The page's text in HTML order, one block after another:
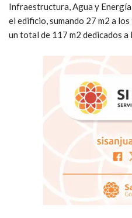
Infraestructura, Agua y
el edificio, sumando 27 m2 a
un total de 117 m2 dedicados a